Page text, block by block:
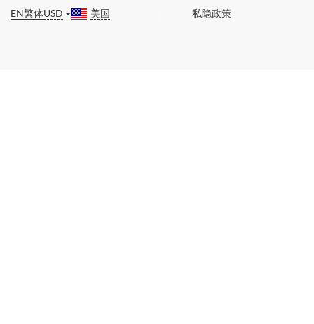
EN繁体USD 美国 私隐政策